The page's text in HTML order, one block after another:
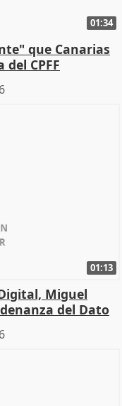
01:34
que Canarias
CPFF
01:13
Miguel
del Dato